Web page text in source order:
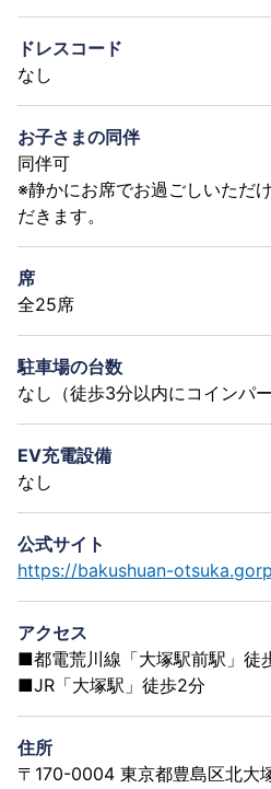
ドレスコード
なし
お子さまの同伴
同伴可
※静かにお席でお過ごしいただ
だきます。
席
全25席
駐車場の台数
なし（徒歩3分以内にコインパ
EV充電設備
なし
公式サイト
https://bakushuan-
アクセス
■都電荒川線「大塚駅前駅」徒
■JR「大塚駅」徒歩2分
住所
〒170-0004 東京都豊島区北大